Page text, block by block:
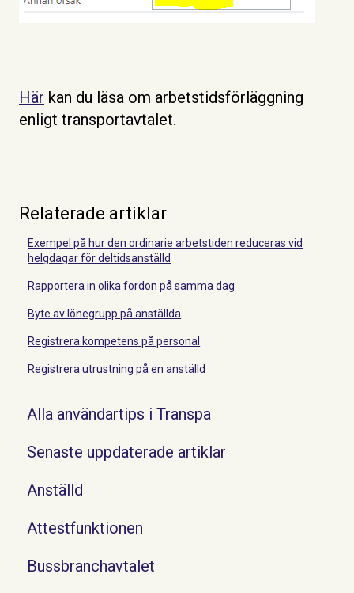
Här kan du läsa om arbetstidsförläggning
enligt transportavtalet.
Relaterade artiklar
Exempel på hur den ordinarie arbetstiden reduceras vid
helgdagar för deltidsanställd
Rapportera in olika fordon på samma dag
Byte av lönegrupp på anställda
Registrera kompetens på personal
Registrera utrustning på en anställd
Alla användartips i Transpa
Senaste uppdaterade artiklar
Anställd
Attestfunktionen
Bussbranchavtalet